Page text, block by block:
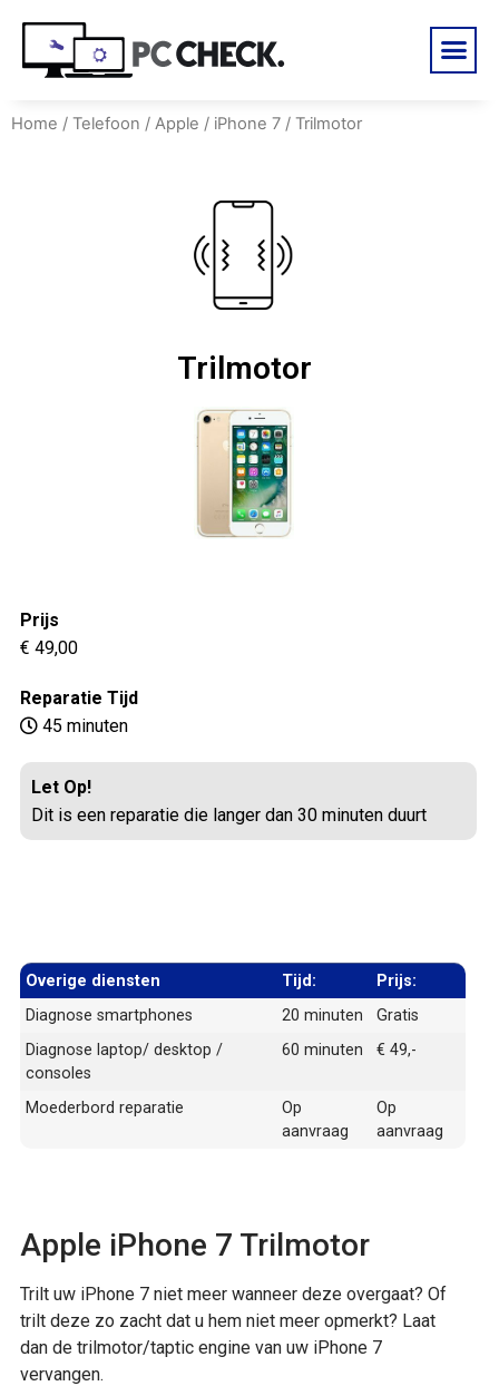
Home / Telefoon / Apple / iPhone 7 / Trilmotor
Trilmotor
Prijs
€ 49,00
Reparatie Tijd
45 minuten
Let Op!
Dit is een reparatie die langer dan 30 minuten duurt
Overige diensten Tijd:
Prijs:
Diagnose smartphones
20 minuten
Gratis
Diagnose laptop/ desktop /
consoles
60 minuten € 49,-
Moederbord reparatie
Op
aanvraag
Op
aanvraag
Apple iPhone 7 Trilmotor
Trilt uw iPhone 7 niet meer wanneer deze overgaat? Of
trilt deze zo zacht dat u hem niet meer opmerkt? Laat
dan de trilmotor/taptic engine van uw iPhone 7
vervangen.